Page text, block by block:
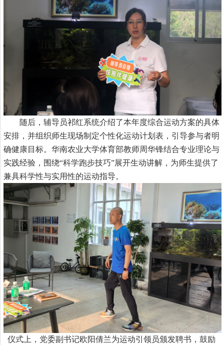
随后， 辅导员祁红系统介绍了本年度综合运动方案的具体
安排，并组织师生现场制定个性化运动计划表，引导参与者明
确健康目标。 华南农业大学体育部教师周华锋结合专业理论与
实践经验，围绕“科学跑步技巧”展开生动讲解，为师生提供了
兼具科学性与实用性的运动指导。
仪式上， 党委副书记欧阳倩兰为运动引领员颁发聘书，鼓励